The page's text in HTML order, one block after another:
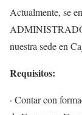
Actualmente, se
nuestra sede en
Requisitos:
· Contar con